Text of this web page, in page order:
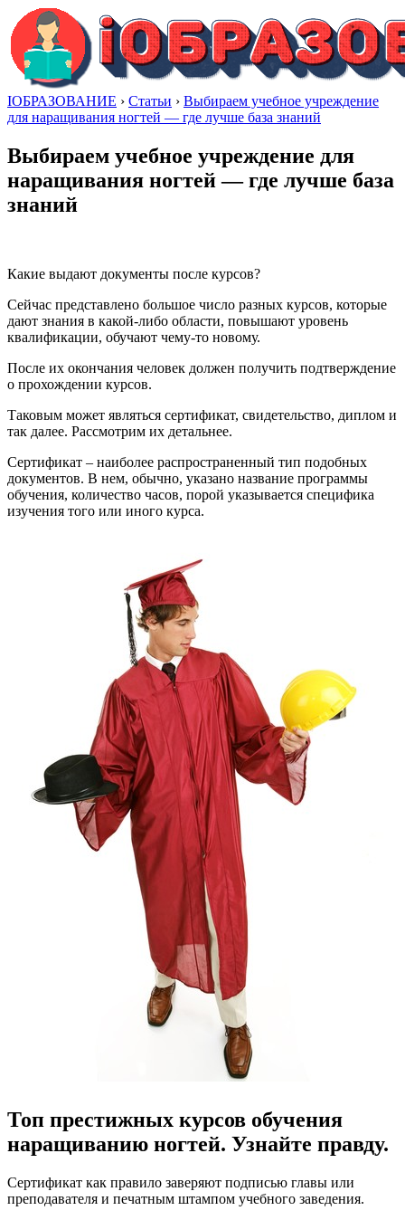
IОБРАЗОВАНИЕ › Статьи › Выбираем учебное учреждение
для наращивания ногтей — где лучше база знаний
Выбираем учебное учреждение для
наращивания ногтей — где лучше база
знаний
Какие выдают документы после курсов?
Сейчас представлено большое число разных курсов, которые
дают знания в какой-либо области, повышают уровень
квалификации, обучают чему-то новому.
После их окончания человек должен получить подтверждение
о прохождении курсов.
Таковым может являться сертификат, свидетельство, диплом и
так далее. Рассмотрим их детальнее.
Сертификат – наиболее распространенный тип подобных
документов. В нем, обычно, указано название программы
обучения, количество часов, порой указывается специфика
изучения того или иного курса.
Топ престижных курсов обучения
наращиванию ногтей. Узнайте правду.
Сертификат как правило заверяют подписью главы или
преподавателя и печатным штампом учебного заведения.